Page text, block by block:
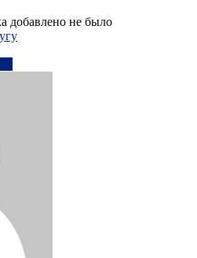
добавлено не было